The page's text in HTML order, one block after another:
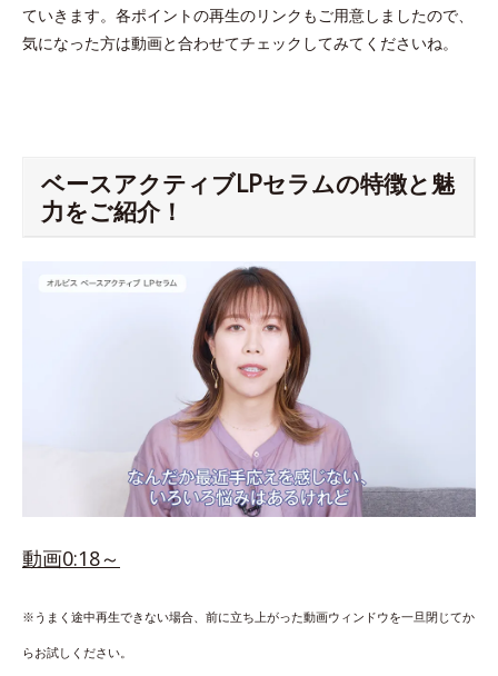
ていきます。各ポイントの再生のリンクもご用意しましたので、
気になった方は動画と合わせてチェックしてみてくださいね。
ベースアクティブLPセラムの特徴と魅
力をご紹介！
動画0:18～
※うまく途中再生できない場合、前に立ち上がった動画ウィンドウを一旦閉じてか
らお試しください。